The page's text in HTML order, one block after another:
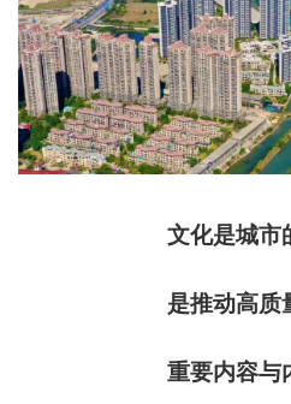
文化是城市
是推动高质
重要内容与